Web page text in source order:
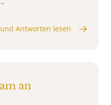
Antworten lesen
an